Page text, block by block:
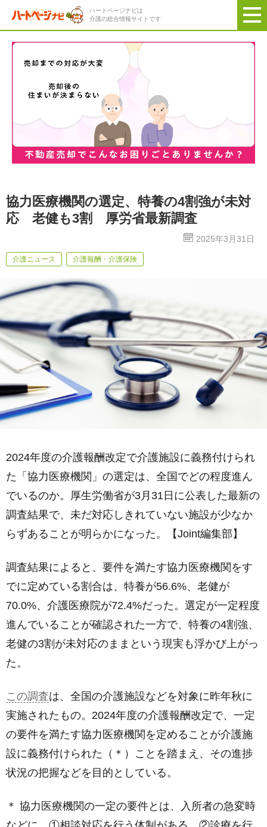
ハートページナビは
介護の総合情報サイトです
協力医療機関の選定、特養の4割強が未対
応 老健も3割 厚労省最新調査
2025年3月31日
介護ニュース 介護報酬・介護保険
2024年度の介護報酬改定で介護施設に義務付けられ
た「協力医療機関」の選定は、全国でどの程度進ん
でいるのか。厚生労働省が3月31日に公表した最新の
調査結果で、未だ対応しきれていない施設が少なか
らずあることが明らかになった。【Joint編集部】
調査結果によると、要件を満たす協力医療機関をす
でに定めている割合は、特養が56.6%、老健が
70.0%、介護医療院が72.4%だった。選定が一定程度
進んでいることが確認された一方で、特養の4割強、
老健の3割が未対応のままという現実も浮かび上がっ
た。
この調査は、全国の介護施設などを対象に昨年秋に
実施されたもの。2024年度の介護報酬改定で、一定
の要件を満たす協力医療機関を定めることが介護施
設に義務付けられた（＊）ことを踏まえ、その進捗
状況の把握などを目的としている。
＊ 協力医療機関の一定の要件とは、入所者の急変時